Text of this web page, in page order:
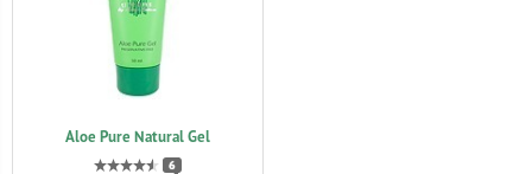
Aloe Pure Natural Gel
6